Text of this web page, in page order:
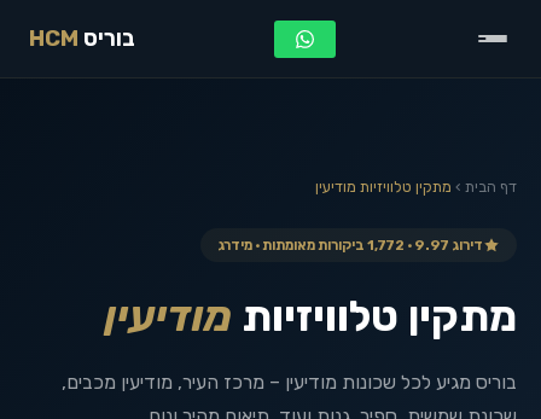
בוריס HCM
דף הבית › מתקין טלוויזיות מודיעין
דירוג 9.97 · 1,772 ביקורות מאומתות · מידרג
מתקין טלוויזיות מודיעין
בוריס מגיע לכל שכונות מודיעין – מרכז העיר, מודיעין מכבים,